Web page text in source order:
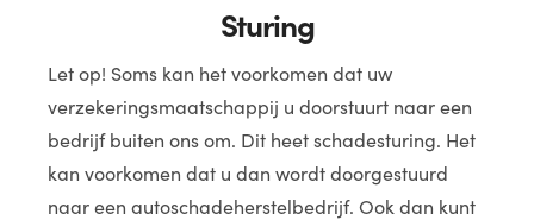
Sturing
Let op! Soms kan het voorkomen dat uw
verzekeringsmaatschappij u doorstuurt naar een
bedrijf buiten ons om. Dit heet schadesturing. Het
kan voorkomen dat u dan wordt doorgestuurd
naar een autoschadeherstelbedrijf. Ook dan kunt